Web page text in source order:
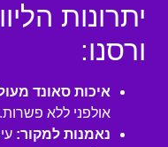
יתרונות
ורסנו:
איכות סאונד
אולפני ללא פשרות.
נאמנות למקור: